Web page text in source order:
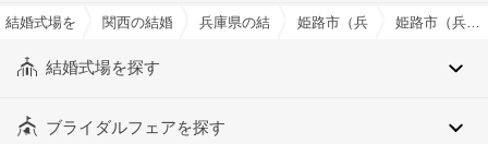
結婚式場を探すならハナユメ
関西の結婚式場兵庫県の結婚式場姫路市（兵庫県）の結婚式場
姫路市（兵庫県）の駅徒歩5分以内でおすすめの結婚式場・挙式会場一覧
結婚式場を探す
ブライダルフェアを探す